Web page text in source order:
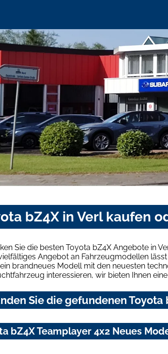
bZ4X in Verl kaufen
Sie die besten Toyota bZ4X Angebote in
Angebot an Fahrzeugmodellen
brandneues Modell mit den neuesten
interessieren, wir bieten Ihnen
Sie die gefundenen
bZ4X Teamplayer 4x2 Neues